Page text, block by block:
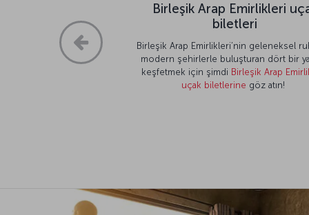
Birleşik Arap Emirlikleri
biletleri
Birleşik Arap Emirlikleri’nin geleneksel
modern şehirlerle buluşturan dört bir
keşfetmek için şimdi Birleşik Arap
uçak biletlerine göz atın!